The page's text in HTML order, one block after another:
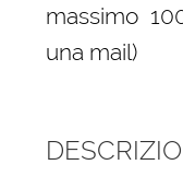
massimo
una mail)